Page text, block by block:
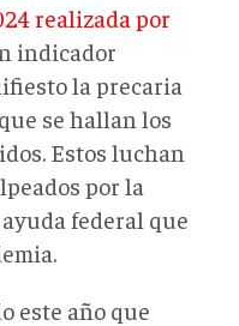
realizada por
indicador
la precaria
se hallan los
Estos luchan
por la
federal que
este año que